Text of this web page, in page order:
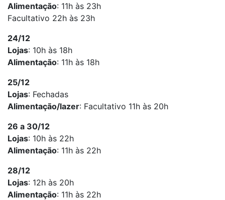
Alimentação: 11h às 23h
Facultativo 22h às 23h
24/12
Lojas: 10h às 18h
Alimentação: 11h às 18h
25/12
Lojas: Fechadas
Alimentação/lazer: Facultativo 11h às 20h
26 a 30/12
Lojas: 10h às 22h
Alimentação: 11h às 22h
28/12
Lojas: 12h às 20h
Alimentação: 11h às 22h